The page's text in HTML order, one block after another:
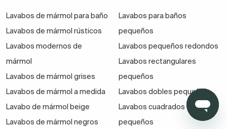
Lavabos de mármol para baño
Lavabos de mármol rústicos
Lavabos modernos de
mármol
Lavabos de mármol grises
Lavabos de mármol a medida
Lavabo de mármol beige
Lavabos de mármol negros
Lavabos para baños
pequeños
Lavabos pequeños redondos
Lavabos rectangulares
pequeños
Lavabos dobles pequeños
Lavabos cuadrados
pequeños